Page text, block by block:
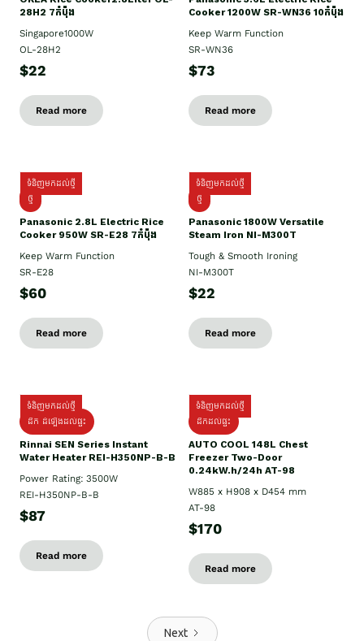
28H2 7កំប៉ុង
Singapore1000W
OL-28H2
$22
Read more
Cooker 1200W SR-WN36 10កំប៉ុង
Keep Warm Function
SR-WN36
$73
Read more
ទំនិញមកដល់ថ្មី
ថ្មី
Panasonic 2.8L Electric Rice
Cooker 950W SR-E28 7កំប៉ុង
Keep Warm Function
SR-E28
$60
Read more
ទំនិញមកដល់ថ្មី
ថ្មី
Panasonic 1800W Versatile
Steam Iron NI-M300T
Tough & Smooth Ironing
NI-M300T
$22
Read more
ទំនិញមកដល់ថ្មី
ដឹក ដំឡើងដល់ផ្ទះ
Rinnai SEN Series Instant
Water Heater REI-H350NP-B-B
Power Rating: 3500W
REI-H350NP-B-B
$87
Read more
ទំនិញមកដល់ថ្មី
ដឹកដល់ផ្ទះ
AUTO COOL 148L Chest
Freezer Two-Door
0.24kW.h/24h AT-98
W885 x H908 x D454 mm
AT-98
$170
Read more
Next